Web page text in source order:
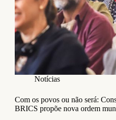
Notícias
Com os povos ou não será:
BRICS propõe nova ordem